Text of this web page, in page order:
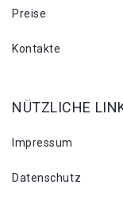
Preise
Kontakte
NÜTZLICHE
Impressum
Datenschutz